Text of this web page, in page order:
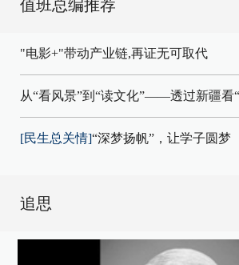
值班总编推荐
"电影+"带动产业链,再证无可取代
从“看风景”到“读文化”——透过新疆看
[民生总关情]“深梦扬帆”，让学子圆梦
追思